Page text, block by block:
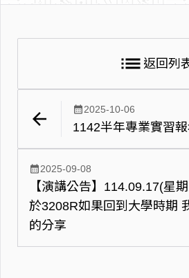
arrow_back calendar_month2025-10-06
1142半年專業實習
list 返回列
calendar_month2025-09-08
【演講公告】114.09.17(星
於3208R如果回到大學時期
的分享